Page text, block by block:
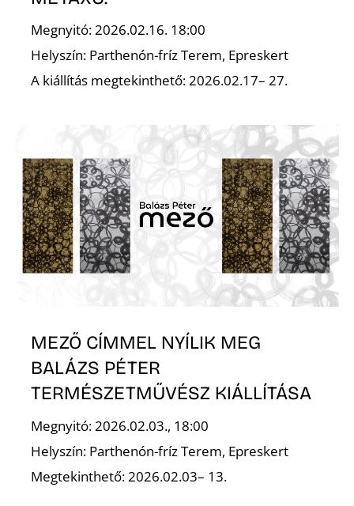
Megnyitó: 2026.02.16. 18:00
Helyszín: Parthenón-fríz Terem, Epreskert
A kiállítás megtekinthető: 2026.02.17– 27.
MEZŐ CÍMMEL NYÍLIK MEG
BALÁZS PÉTER
TERMÉSZETMŰVÉSZ KIÁLLÍTÁSA
Megnyitó: 2026.02.03., 18:00
Helyszín: Parthenón-fríz Terem, Epreskert
Megtekinthető: 2026.02.03– 13.